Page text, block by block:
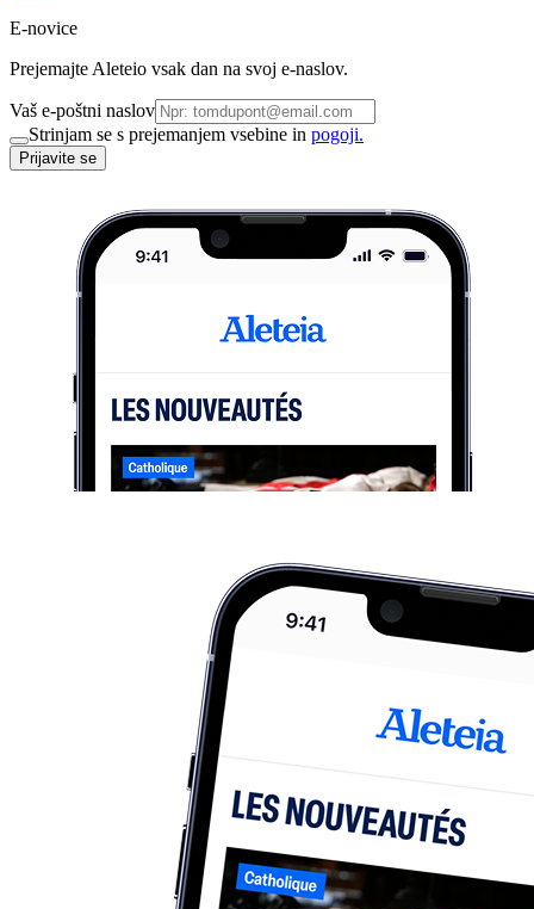
E-novice
Prejemajte Aleteio vsak dan na svoj e-naslov.
Vaš e-poštni naslov
Strinjam se s prejemanjem vsebine in pogoji.
Prijavite se